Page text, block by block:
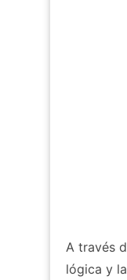
A través
lógica y